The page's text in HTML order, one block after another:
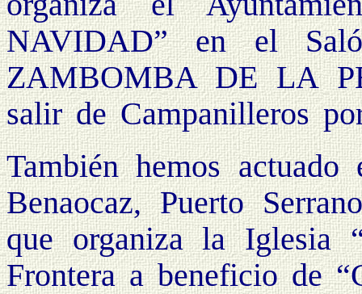
NAVIDAD” en el
ZAMBOMBA DE LA
salir de Campanilleros
También hemos
Benaocaz, Puerto
que organiza la Iglesia
Frontera a beneficio de